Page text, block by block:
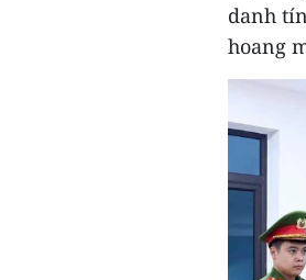
danh
hoang